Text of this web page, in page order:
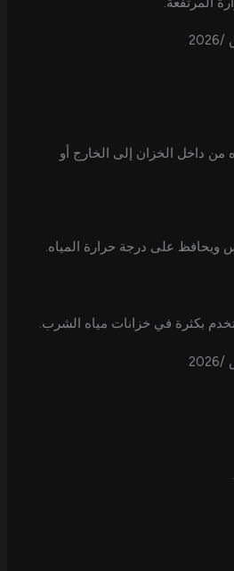
داخل الخزان إلى الخارج أو
ويحافظ على درجة حرارة المياه.
بكثرة في خزانات مياه الشرب.